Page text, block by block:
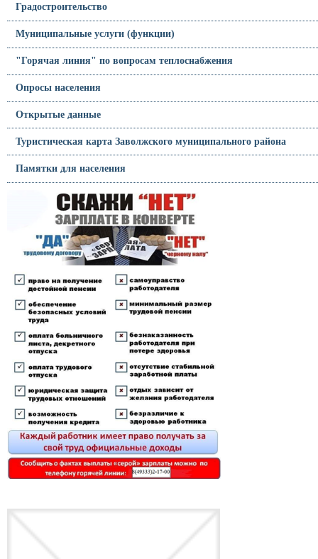
Градостроительство
Муниципальные услуги (функции)
"Горячая линия" по вопросам теплоснабжения
Опросы населения
Открытые данные
Туристическая карта Заволжского муниципального района
Памятки для населения